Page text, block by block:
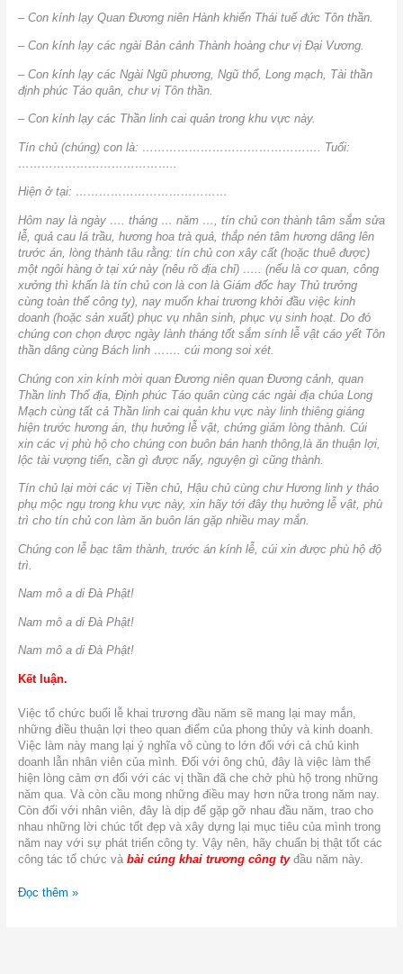
– Con kính lạy Quan Đương niên Hành khiển Thái tuế đức Tôn thần.
– Con kính lạy các ngài Bản cảnh Thành hoàng chư vị Đại Vương.
– Con kính lạy các Ngài Ngũ phương, Ngũ thổ, Long mạch, Tài thần
định phúc Táo quân, chư vị Tôn thần.
– Con kính lạy các Thần linh cai quản trong khu vực này.
Tín chủ (chúng) con là: ………………………………………. Tuổi:
…………………………………..
Hiện ở tại: …………………………………
Hôm nay là ngày …. tháng … năm …, tín chủ con thành tâm sắm sửa
lễ, quả cau lá trầu, hương hoa trà quả, thắp nén tâm hương dâng lên
trước án, lòng thành tâu rằng: tín chủ con xây cất (hoặc thuê được)
một ngôi hàng ở tại xứ này (nêu rõ địa chỉ) ….. (nếu là cơ quan, công
xưởng thì khấn là tín chủ con là con là Giám đốc hay Thủ trưởng
cùng toàn thể công ty), nay muốn khai trương khởi đầu việc kinh
doanh (hoặc sản xuất) phục vụ nhân sinh, phục vụ sinh hoạt. Do đó
chúng con chọn được ngày lành tháng tốt sắm sính lễ vật cáo yết Tôn
thần dâng cùng Bách linh ……. cúi mong soi xét.
Chúng con xin kính mời quan Đương niên quan Đương cảnh, quan
Thần linh Thổ địa, Định phúc Táo quân cùng các ngài địa chúa Long
Mạch cùng tất cả Thần linh cai quản khu vực này linh thiêng giáng
hiện trước hương án, thụ hưởng lễ vật, chứng giám lòng thành. Cúi
xin các vị phù hộ cho chúng con buôn bán hanh thông,là ăn thuận lợi,
lộc tài vượng tiến, cần gì được nấy, nguyện gì cũng thành.
Tín chủ lại mời các vị Tiền chủ, Hậu chủ cùng chư Hương linh y thảo
phụ mộc ngụ trong khu vực này, xin hãy tới đây thụ hưởng lễ vật, phù
trì cho tín chủ con làm ăn buôn lán gặp nhiều may mắn.
Chúng con lễ bạc tâm thành, trước án kính lễ, cúi xin được phù hộ độ
trì.
Nam mô a di Đà Phật!
Nam mô a di Đà Phật!
Nam mô a di Đà Phật!
Kết luận.
Việc tổ chức buổi lễ khai trương đầu năm sẽ mang lại may mắn,
những điều thuận lợi theo quan điểm của phong thủy và kinh doanh.
Việc làm này mang lại ý nghĩa vô cùng to lớn đối với cả chủ kinh
doanh lẫn nhân viên của mình. Đối với ông chủ, đây là việc làm thể
hiện lòng cảm ơn đối với các vị thần đã che chở phù hộ trong những
năm qua. Và còn cầu mong những điều may hơn nữa trong năm nay.
Còn đối với nhân viên, đây là dịp để gặp gỡ nhau đầu năm, trao cho
nhau những lời chúc tốt đẹp và xây dựng lại mục tiêu của mình trong
năm nay với sự phát triển công ty. Vậy nên, hãy chuẩn bị thật tốt các
công tác tổ chức và bài cúng khai trương công ty đầu năm này.
Đọc thêm »